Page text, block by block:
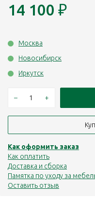
14 100 ₽
Москва
Новосибирск
Иркутск
– +
Как оформить заказ
Как оплатить
Доставка и сборка
Памятка по уходу за
Оставить отзыв